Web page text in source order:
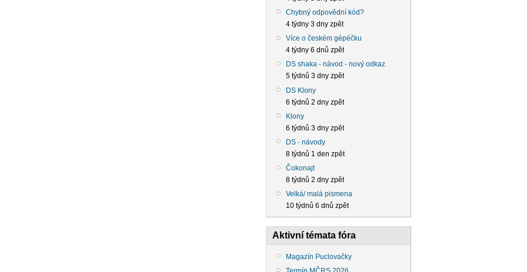
Chybný odpovědní kód?
4 týdny 3 dny zpět
Více o českém gépéčku
4 týdny 6 dnů zpět
DS shaka - návod - nový odkaz
5 týdnů 3 dny zpět
DS Klony
6 týdnů 2 dny zpět
Klony
6 týdnů 3 dny zpět
DS - návody
8 týdnů 1 den zpět
Čokonajt
8 týdnů 2 dny zpět
Velká/ malá pismena
10 týdnů 6 dnů zpět
Aktivní témata fóra
Magazín Puclovačky